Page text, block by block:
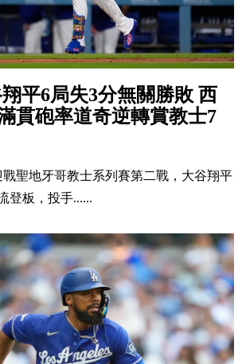
平6局失3分無關勝敗 西
貫砲率道奇逆轉賞教士7
聖地牙哥教士系列賽第二戰，大谷翔平
登板，投手......